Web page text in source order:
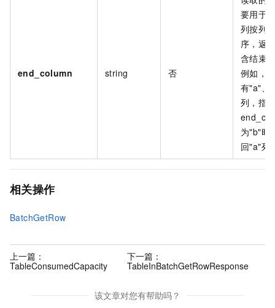
end_column string 否
要用于
列按列
序，返
含结束
例如，
有"a"、
列，指
为"b"时
回"a"列
相关操作
BatchGetRow
上一篇：
TableConsumedCapacity
下一篇：
TableInBatchGetRowResponse
该文章对您有帮助吗？